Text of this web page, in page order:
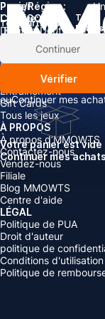
Pays/Région :
Langue:
English Deutsch
EUR
AUD
Panier
Total articles
Total:
Rabais:
Continuer
Vérifier
ouContinuer mes
Votre panier est vide
Continuer mes achats
CATÉGORIES
Devise
Boosting
Recharger
Comptes
Entraînement
Gift Cards
Tous les jeux
À PROPOS
À propos d’MMOWTS
Contactez-nous
Vendez-nous
Filiale
Blog MMOWTS
Centre d'aide
LÉGAL
Politique de PUA
Droit d'auteur
politique de
Conditions d'utilisation
Politique de